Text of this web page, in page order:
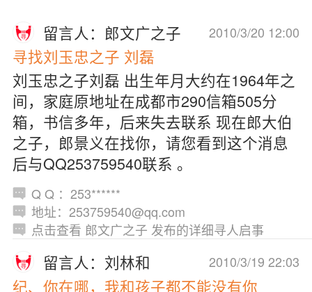
2010/3/20 12:00
留言人：郎文广之子
寻找刘玉忠之子 刘磊
刘玉忠之子刘磊 出生年月大约在1964年之
间，家庭原地址在成都市290信箱505分
箱，书信多年，后来失去联系 现在郎大伯
之子，郎景义在找你，请您看到这个消息
后与QQ253759540联系 。
Q Q ：253******
地址：253759540@qq.com
点击查看 郎文广之子 发布的详细寻人启事
2010/3/19 22:03
留言人：刘林和
纪、你在哪，我和孩子都不能没有你